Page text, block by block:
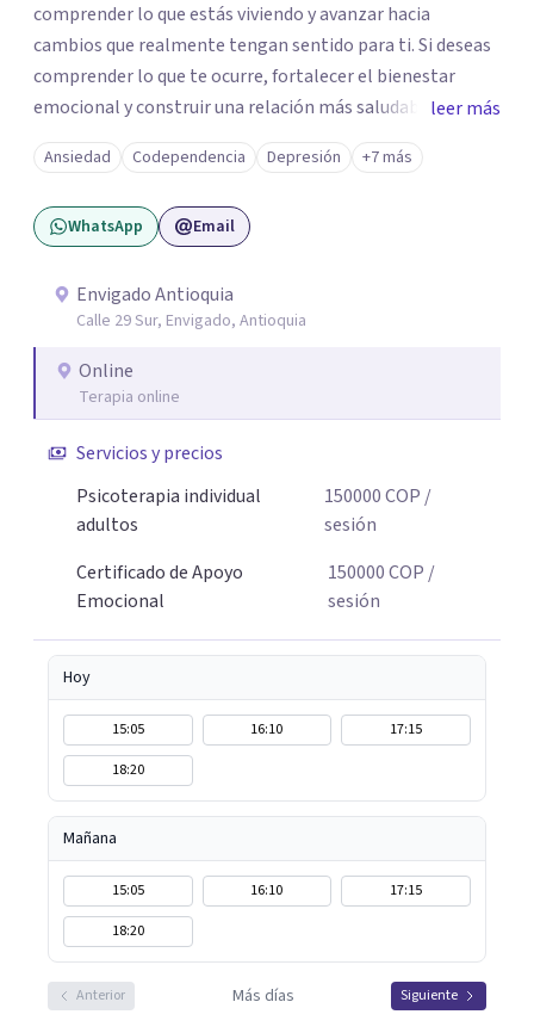
comprender lo que estás viviendo y avanzar hacia
cambios que realmente tengan sentido para ti. Si deseas
comprender lo que te ocurre, fortalecer el bienestar
emocional y construir una relación más saludable
contigo mismo y con los demás y sientes que este puede
ser un buen momento para empezar, estaré dispuesta a
acompañarte en ese proceso.
leer más
Ansiedad Codependencia Depresión +7 más
WhatsApp Email
Envigado Antioquia
Calle 29 Sur, Envigado, Antioquia
Online
Terapia online
Servicios y precios
Psicoterapia individual
adultos
150000COP /
sesión
Certificado de Apoyo
Emocional
150000COP /
sesión
Hoy
15:05 16:10
17:15
18:20
Mañana
15:05 16:10
17:15
18:20
Anterior Más días Siguiente